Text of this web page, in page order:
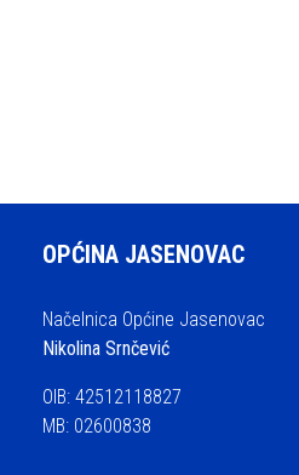
OPĆINA JASENOVAC
Načelnica Općine Jasenovac
Nikolina Srnčević
OIB: 42512118827
MB: 02600838